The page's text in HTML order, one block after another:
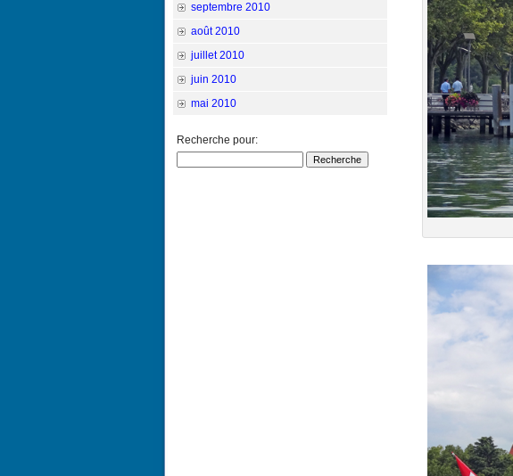
septembre 2010
août 2010
juillet 2010
juin 2010
mai 2010
Recherche pour: